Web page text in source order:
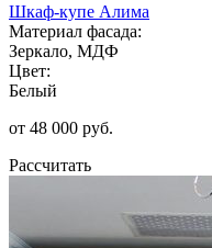
Шкаф-купе Алима
Материал фасада:
Зеркало, МДФ
Цвет:
Белый
от 48 000 руб.
Рассчитать